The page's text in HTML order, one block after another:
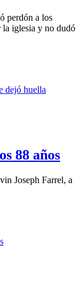
perdón a los
la iglesia y no dudó
88 años
Joseph Farrel, a